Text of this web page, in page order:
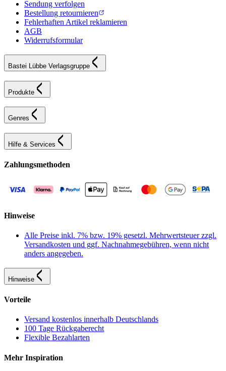
Sendung verfolgen
Bestellung retournieren
Fehlerhaften Artikel reklamieren
AGB
Widerrufsformular
Bastei Lübbe Verlagsgruppe
Produkte
Genres
Hilfe & Services
Zahlungsmethoden
Hinweise
Alle Preise inkl. 7% bzw. 19% gesetzl. Mehrwertsteuer zzgl.
Versandkosten und ggf. Nachnahmegebühren, wenn nicht
anders angegeben.
Hinweise
Vorteile
Versand kostenlos innerhalb Deutschlands
100 Tage Rückgaberecht
Flexible Bezahlarten
Mehr Inspiration